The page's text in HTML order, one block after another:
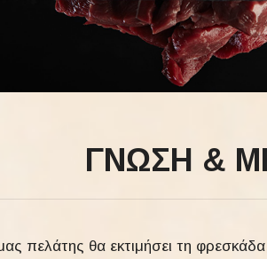
ΓΝΩΣΗ &
πελάτης θα εκτιμήσει τη φρεσκάδα,